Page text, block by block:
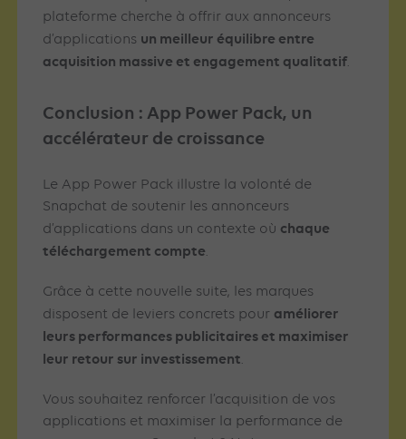
plateforme cherche à offrir aux annonceurs
d’applications un meilleur équilibre entre
acquisition massive et engagement qualitatif.
Conclusion : App Power Pack, un
accélérateur de croissance
Le App Power Pack illustre la volonté de
Snapchat de soutenir les annonceurs
d’applications dans un contexte où chaque
téléchargement compte.
Grâce à cette nouvelle suite, les marques
disposent de leviers concrets pour améliorer
leurs performances publicitaires et maximiser
leur retour sur investissement.
Vous souhaitez renforcer l’acquisition de vos
applications et maximiser la performance de